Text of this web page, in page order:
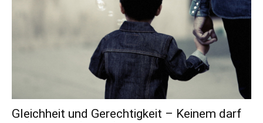
Gleichheit und Gerechtigkeit – Keinem darf